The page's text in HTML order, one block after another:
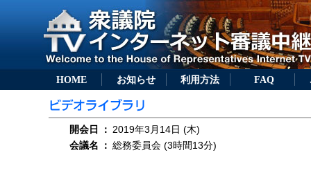
HOME お知らせ 利用方法 FAQ
開会日 ： 2019年3月14日 (木)
会議名
： 総務委員会 (3時間13分)